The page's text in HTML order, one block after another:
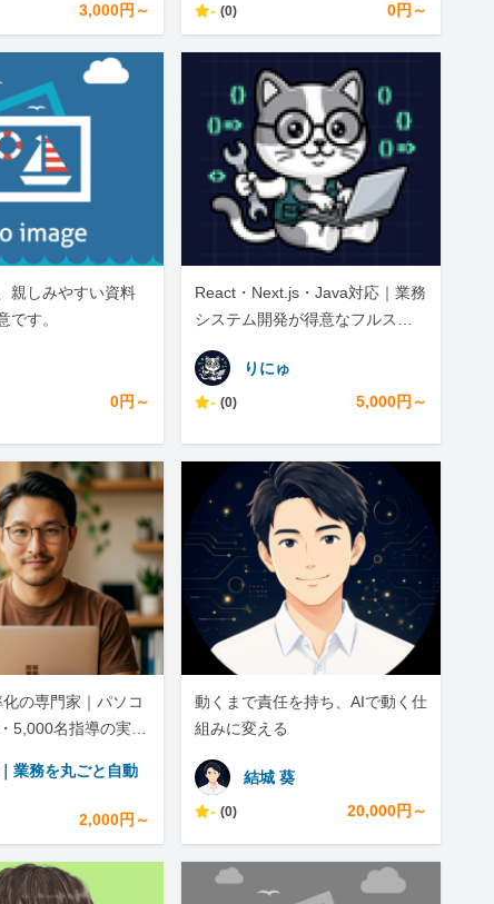
3,000円～
- (0) 0円～
親しみやすい資料
です。
0円～
React・Next.js・Java対応｜業務
システム開発が得意なフルスタ
りにゅ
- (0) 5,000円～
の専門家｜パソコ
5,000名指導の実績
業務を丸ごと自動
2,000円～
動くまで責任を持ち、AIで動く仕
組みに変える
結城 葵
- (0) 20,000円～